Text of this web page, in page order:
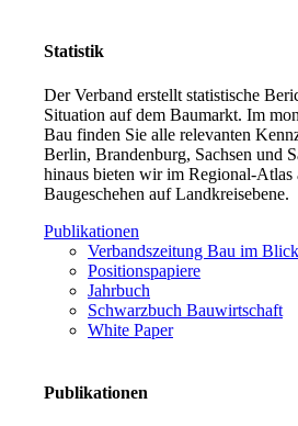
Statistik
Der Verband erstellt statistische
Situation auf dem Baumarkt. Im
Bau finden Sie alle relevanten
Berlin, Brandenburg, Sachsen und
hinaus bieten wir im Regional-Atlas
Baugeschehen auf Landkreisebene.
Publikationen
Verbandszeitung Bau im
Positionspapiere
Jahrbuch
Schwarzbuch Bauwirtschaft
White Paper
Publikationen